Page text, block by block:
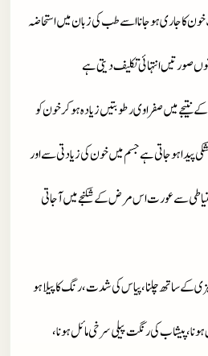
کا جاری ہو جانا اسے طب کی زبان میں استحاضہ
صورتیں انتہائی تکلیف دیتی ہے
نتیجے میں صفراوی رطوبتیں زیادہ ہو کر خون کو
پیدا ہو جاتی ہے جسم میں خون کی زیادتی سے اور
سے عورت اس مرض کے شکنجے میں آ جاتی
ی کے ساتھ چلنا، پیاس کی شدت، رنگ کا پیلا ہو
پیشاب کی رنگت پیلی سرخی مائل ہونا،